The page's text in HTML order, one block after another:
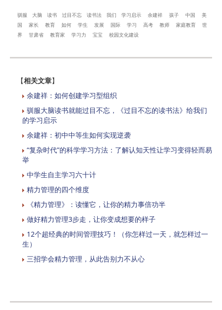
驯服 大脑 读书 过目不忘 读书法 我们 学习启示 余建祥 孩子 中国
美
国
家长 教育 如何 学生 发展 国际 学习 高考 教师 家庭教育
世
界
甘肃省 教育家 学习力 宝宝 校园文化建设
【相关文章】
余建祥：如何创建学习型组织
驯服大脑读书就能过目不忘，《过目不忘的读书法》给我们
的学习启示
余建祥：初中中等生如何实现逆袭
“复杂时代”的科学学习方法：了解认知天性让学习变得轻而易
举
中学生自主学习六十计
精力管理的四个维度
《精力管理》：读懂它，让你的精力事倍功半
做好精力管理3步走，让你变成想要的样子
12个超经典的时间管理技巧！（你怎样过一天，就怎样过一
生）
三招学会精力管理，从此告别力不从心